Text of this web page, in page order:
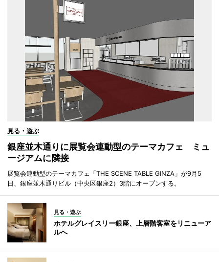
見る・遊ぶ
銀座並木通りに展覧会連動型のテーマカフェ ミュ
ージアムに隣接
展覧会連動型のテーマカフェ「THE SCENE TABLE GINZA」が9月5
日、銀座並木通りビル（中央区銀座2）3階にオープンする。
見る・遊ぶ
ホテルグレイスリー銀座、上層階客室をリニューア
ルへ